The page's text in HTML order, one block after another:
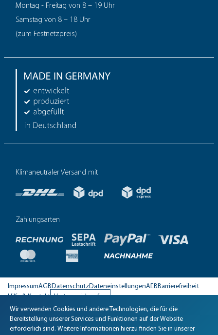
Montag - Freitag von 8 – 19 Uhr
Samstag von 8 – 18 Uhr
(zum Festnetzpreis)
Klimaneutraler Versand mit
Zahlungsarten
ImpressumAGBDatenschutzDateneinstellungenAEBBarrierefreiheit
Hilfe & Kontakt Vertrag widerrufen
Biomaris Cookie-Einstellungen geöffnet
Wir verwenden Cookies und andere Technologien, die für die
Bereitstellung unserer Services und Funktionen auf der Website
erforderlich sind. Weitere Informationen hierzu finden Sie in unserer